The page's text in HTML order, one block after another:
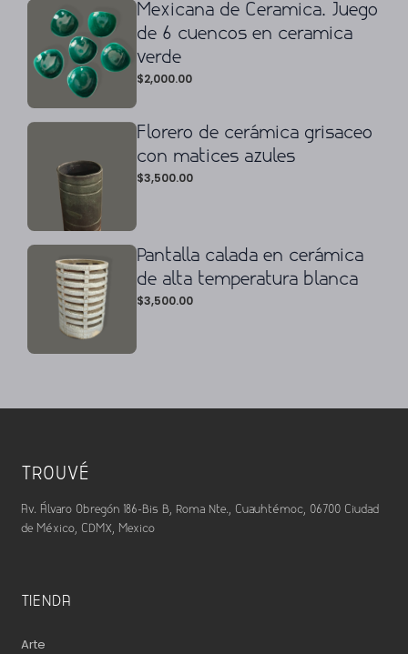
Mexicana de Ceramica. Juego
de 6 cuencos en ceramica
verde
$2,000.00
Florero de cerámica grisaceo
con matices azules
$3,500.00
Pantalla calada en cerámica
de alta temperatura blanca
$3,500.00
TROUVÉ
Av. Álvaro Obregón 186-Bis B, Roma Nte., Cuauhtémoc, 06700 Ciudad
de México, CDMX, Mexico
TIENDA
Arte